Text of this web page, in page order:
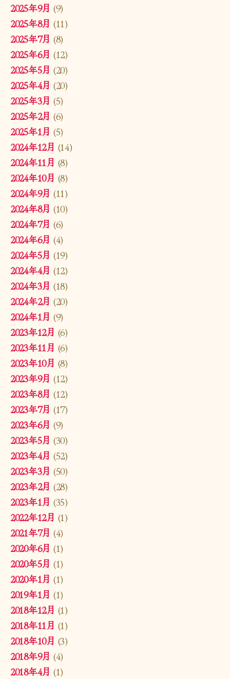
2025年9月 (9)
2025年8月 (11)
2025年7月 (8)
2025年6月 (12)
2025年5月 (20)
2025年4月 (20)
2025年3月 (5)
2025年2月 (6)
2025年1月 (5)
2024年12月 (14)
2024年11月 (8)
2024年10月 (8)
2024年9月 (11)
2024年8月 (10)
2024年7月 (6)
2024年6月 (4)
2024年5月 (19)
2024年4月 (12)
2024年3月 (18)
2024年2月 (20)
2024年1月 (9)
2023年12月 (6)
2023年11月 (6)
2023年10月 (8)
2023年9月 (12)
2023年8月 (12)
2023年7月 (17)
2023年6月 (9)
2023年5月 (30)
2023年4月 (52)
2023年3月 (50)
2023年2月 (28)
2023年1月 (35)
2022年12月 (1)
2021年7月 (4)
2020年6月 (1)
2020年5月 (1)
2020年1月 (1)
2019年1月 (1)
2018年12月 (1)
2018年11月 (1)
2018年10月 (3)
2018年9月 (4)
2018年4月 (1)